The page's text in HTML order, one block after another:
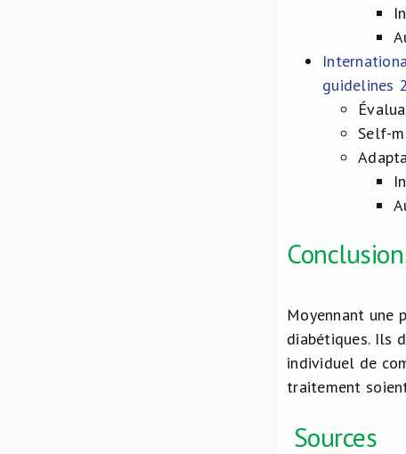
guidelines
Self-
Moyennant une
diabétiques. Ils
individuel de
traitement
Sources